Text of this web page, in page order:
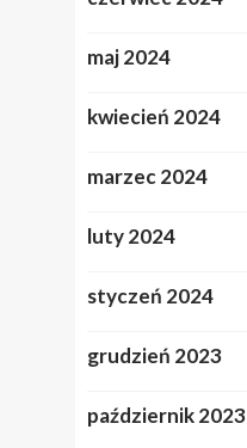
maj 2024
kwiecień 2024
marzec 2024
luty 2024
styczeń 2024
grudzień 2023
październik 2023